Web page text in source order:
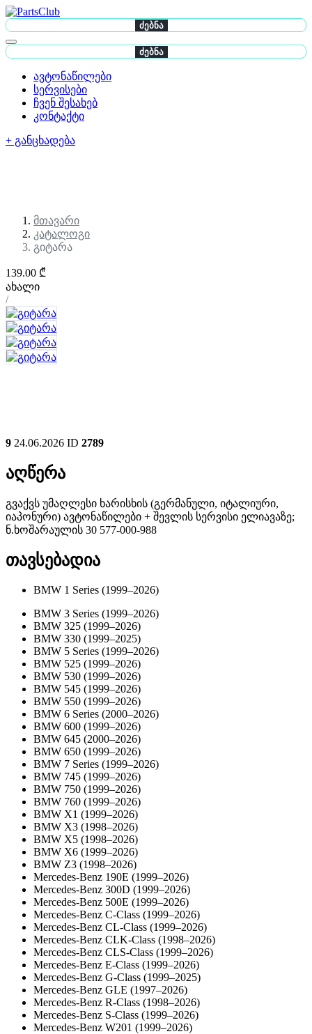
ძებნა
ძებნა
ავტონაწილები
სერვისები
ჩვენ შესახებ
კონტაქტი
+ განცხადება
მთავარი
კატალოგი
გიტარა
139.00 ₾
ახალი
/
9 24.06.2026 ID 2789
აღწერა
გვაქვს უმაღლესი ხარისხის (გერმანული, იტალიური,
იაპონური) ავტონაწილები + შევლის სერვისი ელიავაზე;
ნ.ხოშარაულის 30 577-000-988
თავსებადია
BMW 1 Series (1999–2026)
BMW 3 Series (1999–2026)
BMW 325 (1999–2026)
BMW 330 (1999–2025)
BMW 5 Series (1999–2026)
BMW 525 (1999–2026)
BMW 530 (1999–2026)
BMW 545 (1999–2026)
BMW 550 (1999–2026)
BMW 6 Series (2000–2026)
BMW 600 (1999–2026)
BMW 645 (2000–2026)
BMW 650 (1999–2026)
BMW 7 Series (1999–2026)
BMW 745 (1999–2026)
BMW 750 (1999–2026)
BMW 760 (1999–2026)
BMW X1 (1999–2026)
BMW X3 (1998–2026)
BMW X5 (1998–2026)
BMW X6 (1999–2026)
BMW Z3 (1998–2026)
Mercedes-Benz 190E (1999–2026)
Mercedes-Benz 300D (1999–2026)
Mercedes-Benz 500E (1999–2026)
Mercedes-Benz C-Class (1999–2026)
Mercedes-Benz CL-Class (1999–2026)
Mercedes-Benz CLK-Class (1998–2026)
Mercedes-Benz CLS-Class (1999–2026)
Mercedes-Benz E-Class (1999–2026)
Mercedes-Benz G-Class (1999–2025)
Mercedes-Benz GLE (1997–2026)
Mercedes-Benz R-Class (1998–2026)
Mercedes-Benz S-Class (1999–2026)
Mercedes-Benz W201 (1999–2026)